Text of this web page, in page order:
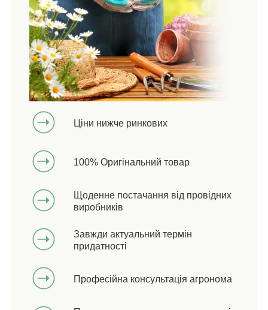
Ціни нижче ринкових
100% Оригінальний товар
Щоденне постачання від провідних
виробників
Завжди актуальний термін
придатності
Професійна консультація агронома